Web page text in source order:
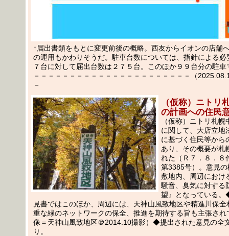
↑届出書類をもとに変更前後の概略。西友からイオンの店舗
の運用もかわりそうだ。駐車台数については、指針による必
７台に対して届出台数は２７５台。このほか９９台分の駐
－－－－－－－－－－－－－－－－－－－－－－（
－
（仮称）ニトリ
の計画への住民
（仮称）ニトリ札
に関して、大店立地
に基づく住民等から
あり、その概要が札
れた（Ｒ７．８．
第3385号）。意見
敷地内、周辺におけ
騒音、臭気に対する
望』となっている
見書ではこのほか、周辺には、天神山風致地区や精進川保全
重な緑のネットワークの保全、推進を期待する旨も主張され
像＝天神山風致地区＠2014.10撮影）◆提出された意見の全
り。